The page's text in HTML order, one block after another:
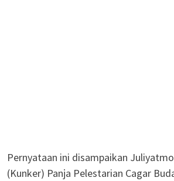
Pernyataan ini disampaikan
(Kunker) Panja Pelestarian Cagar